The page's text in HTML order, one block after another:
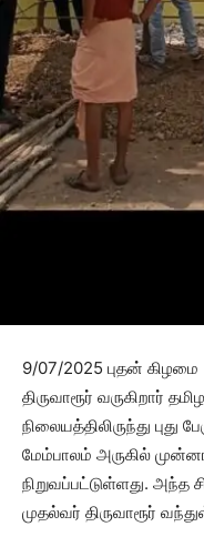
9/07/2025 புதன் கிழமை
திருவாரூர் வருகிறார்
நிலையத்திலிருந்து புது
மேம்பாலம் அருகில்
நிறுவப்பட்டுள்ளது. அந்த
முதல்வர் திருவாரூர்